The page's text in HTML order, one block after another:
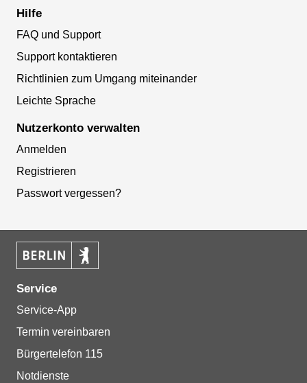
Hilfe
FAQ und Support
Support kontaktieren
Richtlinien zum Umgang miteinander
Leichte Sprache
Nutzerkonto verwalten
Anmelden
Registrieren
Passwort vergessen?
Service
Service-App
Termin vereinbaren
Bürgertelefon 115
Notdienste